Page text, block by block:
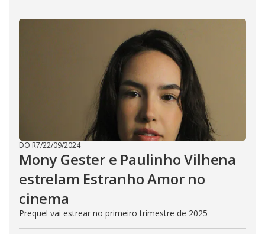
DO R7/22/09/2024
Mony Gester e Paulinho Vilhena
estrelam Estranho Amor no
cinema
Prequel vai estrear no primeiro trimestre de 2025